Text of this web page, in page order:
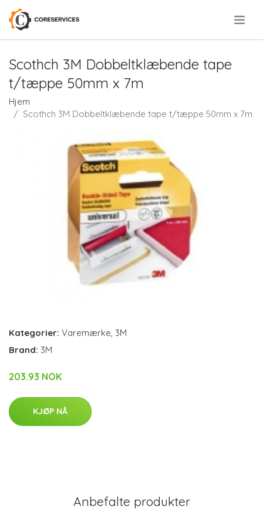
Scothch 3M Dobbeltklæbende tape
t/tæppe 50mm x 7m
Hjem
Scothch 3M Dobbeltklæbende tape t/tæppe 50mm x 7m
Kategorier: Varemærke 3M
Brand: 3M
203.93 NOK
KJØP NÅ
Anbefalte produkter